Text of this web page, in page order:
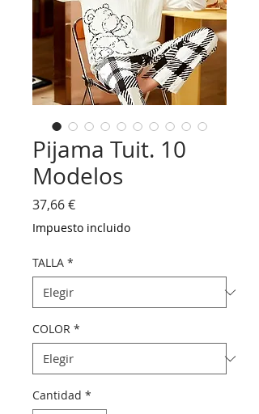
Pijama Tuit. 10
Modelos
37,66 €Precio
Impuesto incluido
TALLA *
COLOR *
Cantidad *